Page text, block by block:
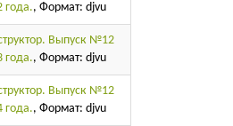
года., Формат: djvu
Выпуск №12
года., Формат: djvu
Выпуск №12
года., Формат: djvu